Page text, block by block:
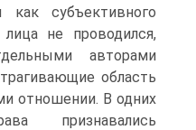
как субъективного
не проводился,
авторами
область
отношении. В одних
признавались